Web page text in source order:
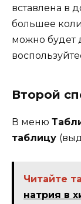
вставлена в
большее
можно будет
Второй
В меню
таблицу
Читайте
натрия в